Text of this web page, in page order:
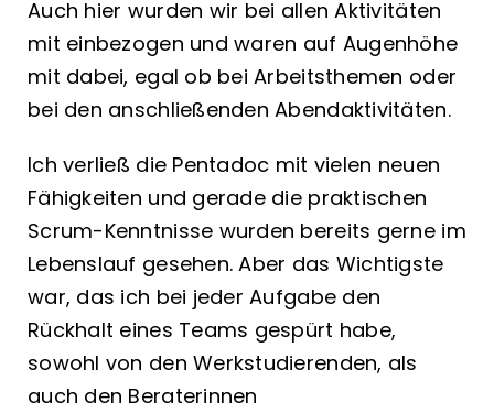
Auch hier wurden wir bei allen Aktivitäten
mit einbezogen und waren auf Augenhöhe
mit dabei, egal ob bei Arbeitsthemen oder
bei den anschließenden Abendaktivitäten.
Ich verließ die Pentadoc mit vielen neuen
Fähigkeiten und gerade die praktischen
Scrum-Kenntnisse wurden bereits gerne im
Lebenslauf gesehen. Aber das Wichtigste
war, das ich bei jeder Aufgabe den
Rückhalt eines Teams gespürt habe,
sowohl von den Werkstudierenden, als
auch den Beraterinnen